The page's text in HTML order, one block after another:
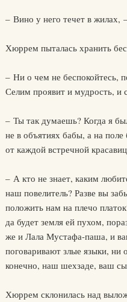
– Вино у него течет в жилах,
Хюррем пыталась хранить
– Ни о чем не беспокойтесь,
Селим проявит и мудрость, и
– Ты так думаешь? Когда я
не в объятиях бабы, а на
от каждой встречной
– А кто не знает, каким
наш повелитель? Разве вы
положить нам на плечо
да будет земля ей пухом,
же и Лала Мустафа-паша, и
поговаривают злые языки, ни
конечно, наш шехзаде, ваш
Хюррем склонилась над